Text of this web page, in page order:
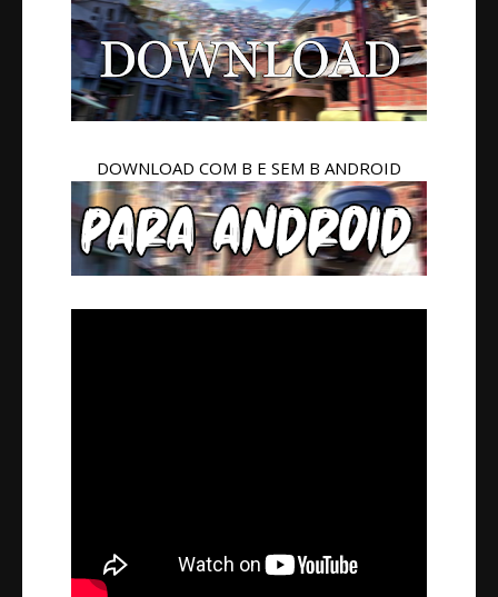
DOWNLOAD COM B E SEM B ANDROID